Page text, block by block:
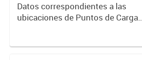
Datos correspondientes a las
ubicaciones de Puntos de Carga